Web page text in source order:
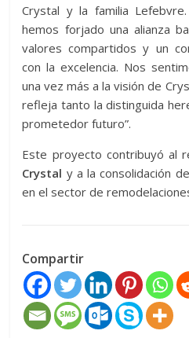
Crystal y la familia
hemos forjado una alianza
valores compartidos y un
con la excelencia. Nos
una vez más a la visión de
refleja tanto la distinguida
prometedor futuro”.
Este proyecto contribuyó al
Crystal y a la consolidación
en el sector de
Compartir